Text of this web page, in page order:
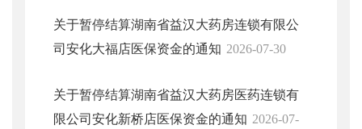
关于暂停结算湖南省益汉大药房连锁有限公
司安化大福店医保资金的通知 2026-07-30
关于暂停结算湖南省益汉大药房医药连锁有
限公司安化新桥店医保资金的通知 2026-07-